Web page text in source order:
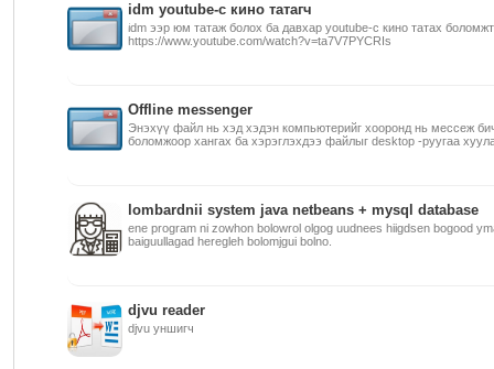
idm youtube-с кино татагч
idm ээр юм татаж болох ба давхар youtube-с кино татах
https://www.youtube.com/watch?v=ta7V7PYCRIs
Offline messenger
Энэхүү файл нь хэд хэдэн компьютерийг хооронд нь мессеж
боломжоор хангах ба хэрэглэхдээ файлыг desktop -руугаа
lombardnii system java netbeans + mysql database
ene program ni zowhon bolowrol olgog uudnees hiigdsen bogood
baiguullagad heregleh bolomjgui bolno.
djvu reader
djvu уншигч